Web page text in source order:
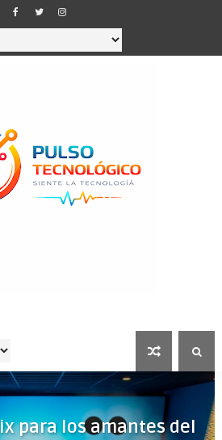
para los amantes del